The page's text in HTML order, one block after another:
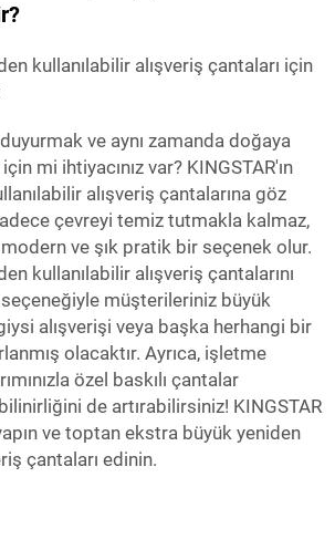
kullanılabilir alışveriş çantaları için
ve aynı zamanda doğaya
mi ihtiyacınız var? KINGSTAR'ın
alışveriş çantalarına göz
çevreyi temiz tutmakla kalmaz,
ve şık pratik bir seçenek olur.
kullanılabilir alışveriş çantalarını
müşterileriniz büyük
alışverişi veya başka herhangi bir
olacaktır. Ayrıca, işletme
özel baskılı çantalar
de artırabilirsiniz! KINGSTAR
ve toptan ekstra büyük yeniden
çantaları edinin.